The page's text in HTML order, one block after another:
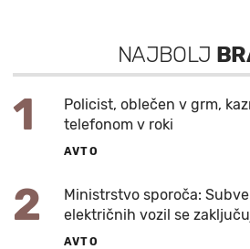
NAJBOLJ
1
Policist, oblečen v grm,
telefonom v roki
AVTO
2
Ministrstvo sporoča:
električnih vozil se
AVTO